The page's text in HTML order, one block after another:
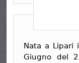
Nata a Lipari
Giugno del